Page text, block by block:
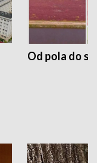
Od pola do